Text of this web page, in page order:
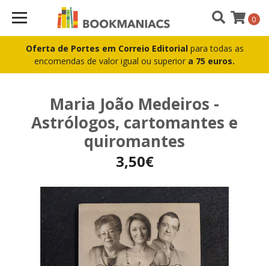
Oferta de Portes em Correio Editorial para todas as
encomendas de valor igual ou superior a 75 euros.
0
Maria João Medeiros -
Astrólogos, cartomantes e
quiromantes
3,50€